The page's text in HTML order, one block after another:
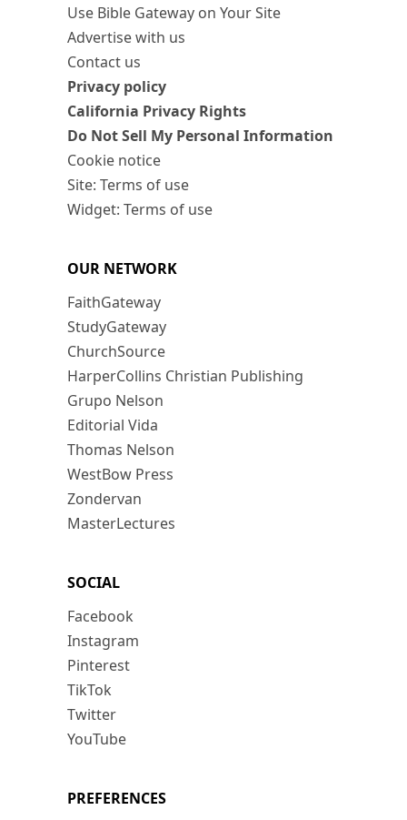
Use Bible Gateway on Your Site
Advertise with us
Contact us
Privacy policy
California Privacy Rights
Do Not Sell My Personal Information
Cookie notice
Site: Terms of use
Widget: Terms of use
OUR NETWORK
FaithGateway
StudyGateway
ChurchSource
HarperCollins Christian Publishing
Grupo Nelson
Editorial Vida
Thomas Nelson
WestBow Press
Zondervan
MasterLectures
SOCIAL
Facebook
Instagram
Pinterest
TikTok
Twitter
YouTube
PREFERENCES